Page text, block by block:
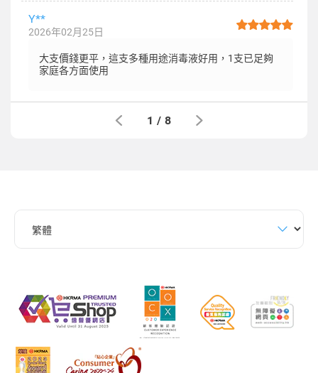
Y**
2026年02月25日
大支價錢更平，這支多種用途消毒液好用，1支已足夠
家庭各方面使用
1 / 8